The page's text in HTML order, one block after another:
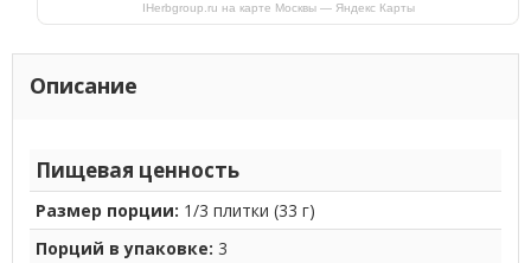
IHerbgroup.ru на карте Москвы — Яндекс Карты
Описание
Пищевая ценность
Размер порции: 1/3 плитки (33 г)
Порций в упаковке: 3